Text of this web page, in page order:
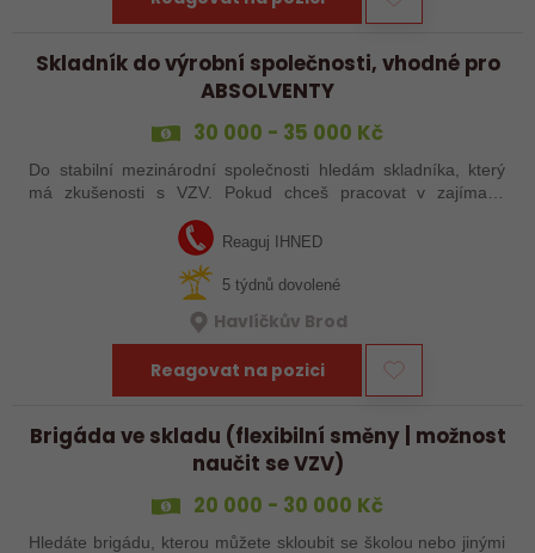
Skladník do výrobní společnosti, vhodné pro
ABSOLVENTY
30 000 - 35 000 Kč
Do stabilní mezinárodní společnosti hledám skladníka, který
má zkušenosti s VZV. Pokud chceš pracovat v zajímavé
společnosti v automotive průmyslu, tak neváhej a pošli mi svůj
Reaguj IHNED
5 týdnů dovolené
Havlíčkův Brod
Reagovat na pozici
Brigáda ve skladu (flexibilní směny | možnost
naučit se VZV)
20 000 - 30 000 Kč
Hledáte brigádu, kterou můžete skloubit se školou nebo jinými